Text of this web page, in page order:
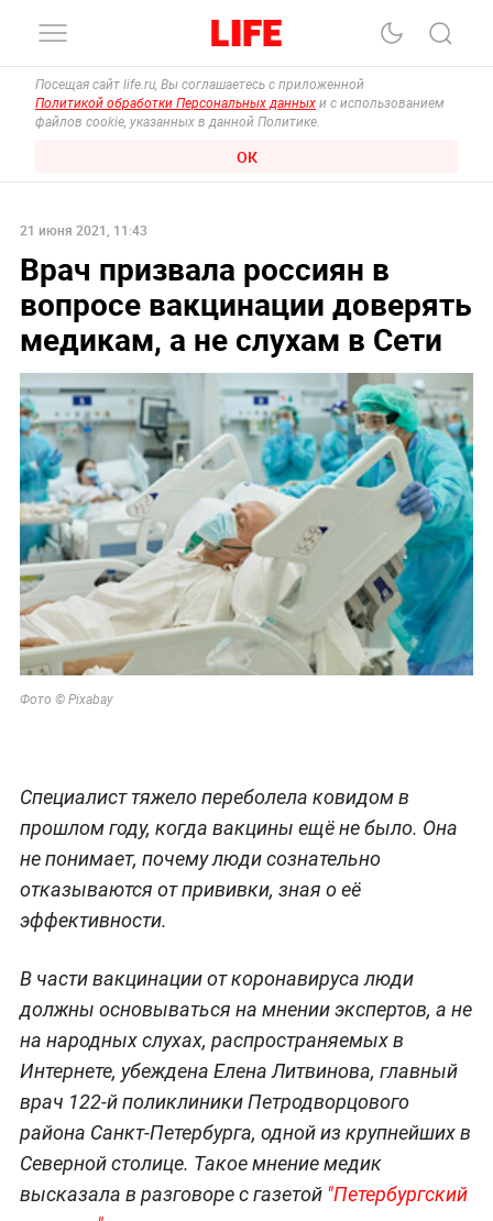
Посещая сайт life.ru, Вы соглашаетесь с приложенной
Политикой обработки Персональных данных и с использованием
файлов cookie, указанных в данной Политике.
ОК
21 июня 2021, 11:43
Врач призвала россиян в
вопросе вакцинации доверять
медикам, а не слухам в Сети
Фото © Pixabay
Специалист тяжело переболела ковидом в
прошлом году, когда вакцины ещё не было. Она
не понимает, почему люди сознательно
отказываются от прививки, зная о её
эффективности.
В части вакцинации от коронавируса люди
должны основываться на мнении экспертов, а не
на народных слухах, распространяемых в
Интернете, убеждена Елена Литвинова, главный
врач 122-й поликлиники Петродворцового
района Санкт-Петербурга, одной из крупнейших в
Северной столице. Такое мнение медик
высказала в разговоре с газетой "Петербургский